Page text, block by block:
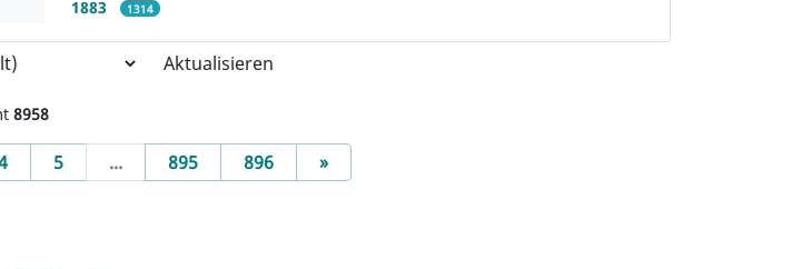
1883 1314
Aktualisieren
8958
5 ... 895 896 »Next